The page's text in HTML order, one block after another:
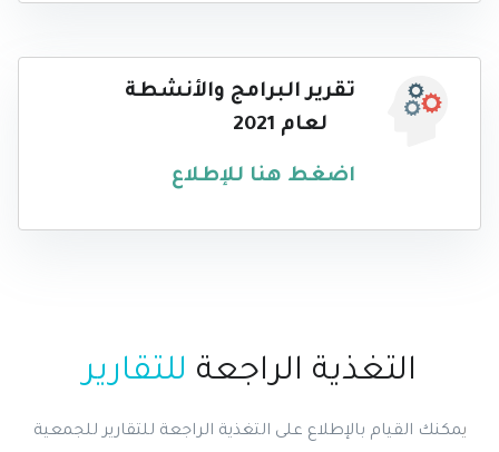
تقرير البرامج والأنشطة
لعام 2021
اضغط هنا للإطلاع
التغذية الراجعة للتقارير
يمكنك القيام بالإطلاع على التغذية الراجعة للتقارير للجمعية